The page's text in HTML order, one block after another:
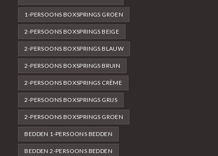
1-PERSOONS BOXSPRINGS GROEN
2-PERSOONS BOXSPRINGS BEIGE
2-PERSOONS BOXSPRINGS BLAUW
2-PERSOONS BOXSPRINGS BRUIN
2-PERSOONS BOXSPRINGS CRÈME
2-PERSOONS BOXSPRINGS GRIJS
2-PERSOONS BOXSPRINGS GROEN
BEDDEN 1-PERSOONS BEDDEN
BEDDEN 2-PERSOONS BEDDEN